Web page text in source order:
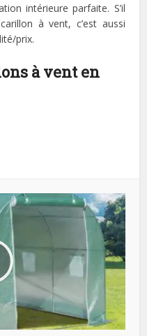
intérieure parfaite. S’il
à vent, c’est aussi
prix.
à vent en